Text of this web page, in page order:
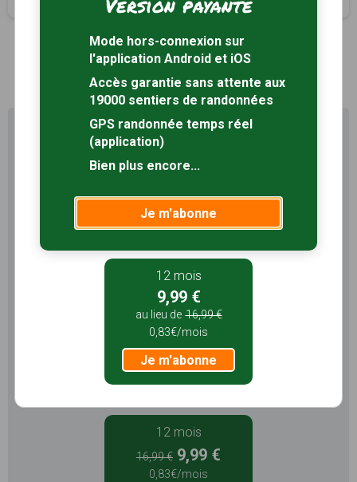
1
Profitez au maximum de
Sentiers en France avec rando
Le compteRando
permet de profiter de tout le
potentiel qu'offre Sentiers en France :
Mode hors-connexion
3 mois
5,99 €
1,99€/mois
Je m'abonne
12 mois
16,99 € 9,99 €
0,83€/mois
Mode hors-connexion sur
l'application Android et iOS
Accès garantie sans attente aux
19000 sentiers de randonnées
GPS randonnée temps réel
(application)
Bien plus encore...
Je m'abonne
12 mois
9,99 €
au lieu de 16,99 €
0,83€/mois
Je m'abonne